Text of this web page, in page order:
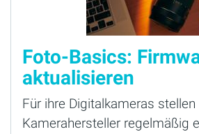
Foto-Basics:
aktualisieren
Für ihre Digitalkameras stellen
Kamerahersteller regelmäßig